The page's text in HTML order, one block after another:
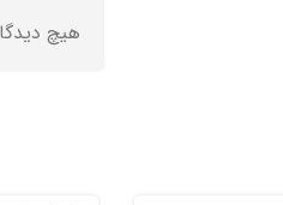
هیچ